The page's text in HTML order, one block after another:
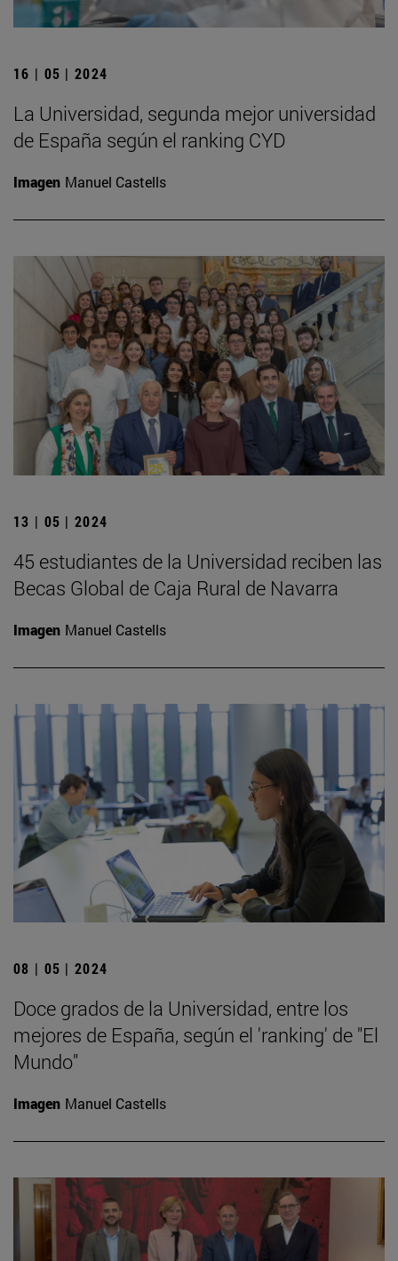
16 | 05 | 2024
La Universidad, segunda mejor universidad
de España según el ranking CYD
Imagen Manuel Castells
13 | 05 | 2024
45 estudiantes de la Universidad reciben las
Becas Global de Caja Rural de Navarra
Imagen Manuel Castells
08 | 05 | 2024
Doce grados de la Universidad, entre los
mejores de España, según el 'ranking' de "El
Mundo"
Imagen Manuel Castells